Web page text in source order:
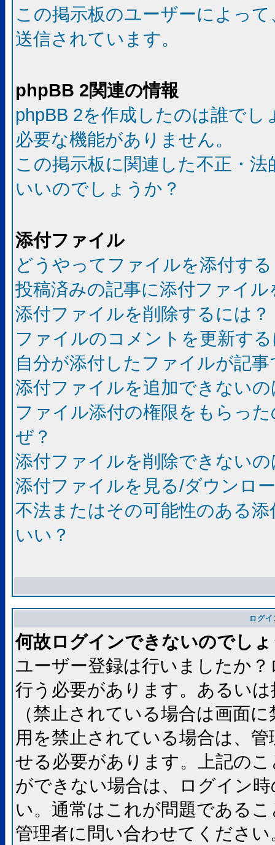
この掲示板のユーザーによっ
送信されています。
phpBB 2関連の情報
phpBB 2を作成したのは誰でし
必要な機能がありません。
この掲示板に関連した不正・
いいのでしょうか？
添付ファイル
どうやってファイルを添付す
投稿済みの記事に添付ファイ
添付ファイルを削除するには？
ファイルのコメントを更新す
自分が添付したファイルが記
添付ファイルを追加できない
ファイル添付の権限をもらっ
ぜ？
添付ファイルを削除できない
添付ファイルを見る/ダウンロ
不法またはその可能性のある
いい？
ログ
何故ログインできないのでし
ユーザー登録は行いましたか
行う必要があります。あるい
（禁止されている場合は画面
用を禁止されている場合は、
せる必要があります。上記の
ができない場合は、ログイン
い。通常はこれが問題である
管理者に問い合わせてください